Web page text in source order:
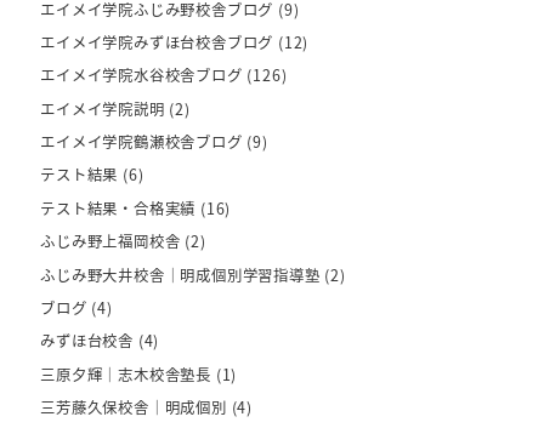
エイメイ学院ふじみ野校舎ブログ (9)
エイメイ学院みずほ台校舎ブログ (12)
エイメイ学院水谷校舎ブログ (126)
エイメイ学院説明 (2)
エイメイ学院鶴瀬校舎ブログ (9)
テスト結果 (6)
テスト結果・合格実績 (16)
ふじみ野上福岡校舎 (2)
ふじみ野大井校舎｜明成個別学習指導塾 (2)
ブログ (4)
みずほ台校舎 (4)
三原夕輝｜志木校舎塾長 (1)
三芳藤久保校舎｜明成個別 (4)